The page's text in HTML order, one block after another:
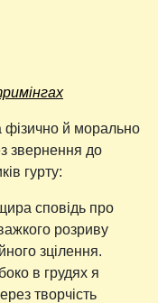
фізично й морально
звернення до
гурту:
сповідь про
розриву
зцілення.
в грудях я
творчість